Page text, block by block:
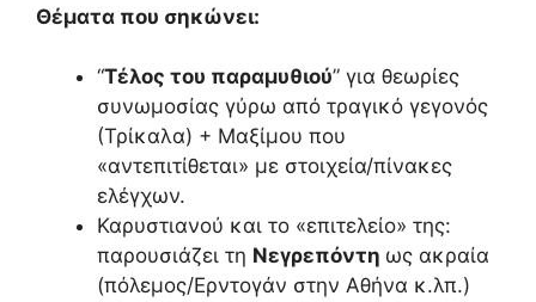
Θέματα που σηκώνει:
“Τέλος του παραμυθιού” για θεωρίες
συνωμοσίας γύρω από τραγικό γεγονός
(Τρίκαλα) + Μαξίμου που
«αντεπιτίθεται» με στοιχεία/πίνακες
ελέγχων.
Καρυστιανού και το «επιτελείο» της:
παρουσιάζει τη Νεγρεπόντη ως ακραία
(πόλεμος/Ερντογάν στην Αθήνα κ.λπ.)